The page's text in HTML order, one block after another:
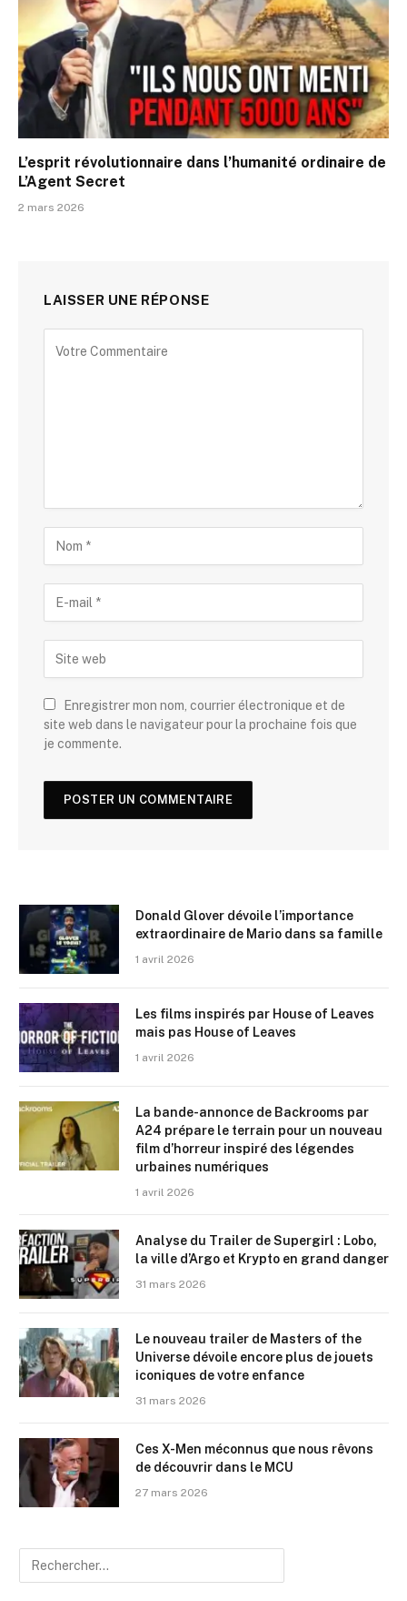
L’esprit révolutionnaire dans l’humanité ordinaire de
L’Agent Secret
2 mars 2026
LAISSER UNE RÉPONSE
Enregistrer mon nom, courrier électronique et de
site web dans le navigateur pour la prochaine fois que
je commente.
Donald Glover dévoile l’importance
extraordinaire de Mario dans sa famille
1 avril 2026
Les films inspirés par House of Leaves
mais pas House of Leaves
1 avril 2026
La bande-annonce de Backrooms par
A24 prépare le terrain pour un nouveau
film d’horreur inspiré des légendes
urbaines numériques
1 avril 2026
Analyse du Trailer de Supergirl : Lobo,
la ville d’Argo et Krypto en grand danger
31 mars 2026
Le nouveau trailer de Masters of the
Universe dévoile encore plus de jouets
iconiques de votre enfance
31 mars 2026
Ces X-Men méconnus que nous rêvons
de découvrir dans le MCU
27 mars 2026